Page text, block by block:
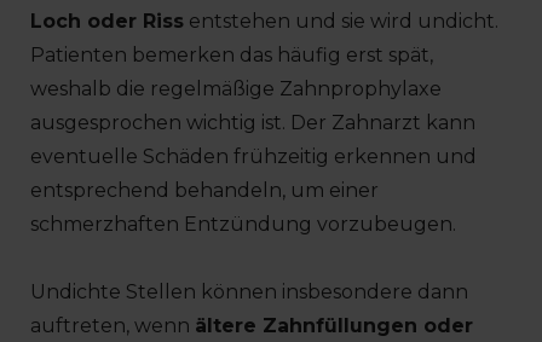
Loch oder Riss entstehen und sie wird undicht.
Patienten bemerken das häufig erst spät,
weshalb die regelmäßige Zahnprophylaxe
ausgesprochen wichtig ist. Der Zahnarzt kann
eventuelle Schäden frühzeitig erkennen und
entsprechend behandeln, um einer
schmerzhaften Entzündung vorzubeugen.
Undichte Stellen können insbesondere dann
auftreten, wenn ältere Zahnfüllungen oder